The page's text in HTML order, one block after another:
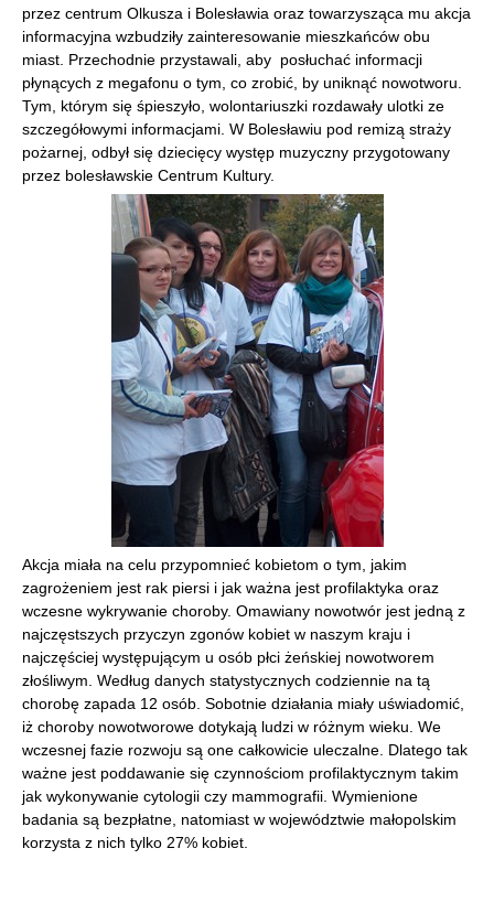
przez centrum Olkusza i Bolesławia oraz towarzysząca mu akcja
informacyjna wzbudziły zainteresowanie mieszkańców obu
miast. Przechodnie przystawali, aby posłuchać informacji
płynących z megafonu o tym, co zrobić, by uniknąć nowotworu.
Tym, którym się śpieszyło, wolontariuszki rozdawały ulotki ze
szczegółowymi informacjami. W Bolesławiu pod remizą straży
pożarnej, odbył się dziecięcy występ muzyczny przygotowany
przez bolesławskie Centrum Kultury.
Akcja miała na celu przypomnieć kobietom o tym, jakim
zagrożeniem jest rak piersi i jak ważna jest profilaktyka oraz
wczesne wykrywanie choroby. Omawiany nowotwór jest jedną z
najczęstszych przyczyn zgonów kobiet w naszym kraju i
najczęściej występującym u osób płci żeńskiej nowotworem
złośliwym. Według danych statystycznych codziennie na tą
chorobę zapada 12 osób. Sobotnie działania miały uświadomić,
iż choroby nowotworowe dotykają ludzi w różnym wieku. We
wczesnej fazie rozwoju są one całkowicie uleczalne. Dlatego tak
ważne jest poddawanie się czynnościom profilaktycznym takim
jak wykonywanie cytologii czy mammografii. Wymienione
badania są bezpłatne, natomiast w województwie małopolskim
korzysta z nich tylko 27% kobiet.